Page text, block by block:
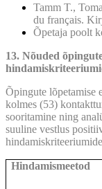
Tamm T.,
du français.
Õpetaja poolt
13. Nõuded
Õpingute lõpetamise
kolmes (53)
sooritamine ning
suuline vestlus
Hindamismeetod